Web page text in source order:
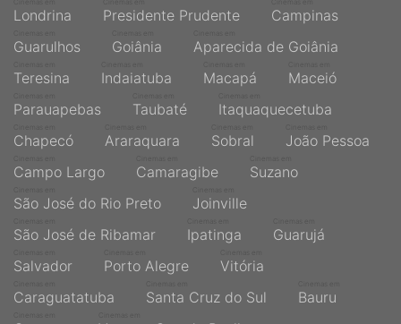
Londrina Presidente Prudente Campinas
Guarulhos Goiânia Aparecida de Goiânia
Teresina Indaiatuba Macapá Maceió
Parauapebas Taubaté Itaquaquecetuba
Chapecó Araraquara Sobral João Pessoa
Campo Largo Camaragibe Suzano
São José do Rio Preto Joinville
São José de Ribamar Ipatinga Guarujá
Salvador Porto Alegre Vitória
Caraguatatuba Santa Cruz do Sul Bauru